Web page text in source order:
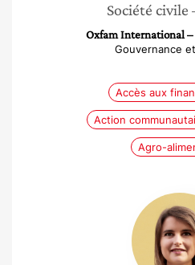
Société civile
Oxfam International
Gouvernance
Accès aux
Action
Agro-